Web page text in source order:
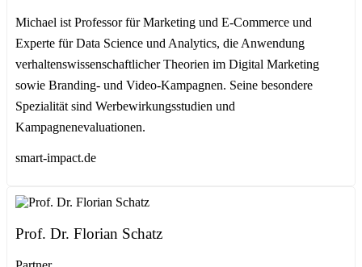
Michael ist Professor für Marketing und E-Commerce und
Experte für Data Science und Analytics, die Anwendung
verhaltenswissenschaftlicher Theorien im Digital Marketing
sowie Branding- und Video-Kampagnen. Seine besondere
Spezialität sind Werbewirkungsstudien und
Kampagnenevaluationen.
smart-impact.de
Prof. Dr. Florian Schatz